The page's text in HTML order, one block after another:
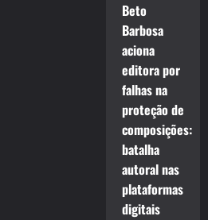
Beto
Barbosa
aciona
editora por
falhas na
proteção de
composições:
batalha
autoral nas
plataformas
digitais